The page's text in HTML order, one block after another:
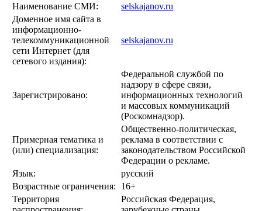
Наименование СМИ:
selskajanov.ru
Доменное имя сайта в
информационно-
телекоммуникационной
сети Интернет (для
сетевого издания):
selskajanov.ru
Зарегистрировано:
Федеральной службой по
надзору в сфере связи,
информационных технологий
и массовых коммуникаций
(Роскомнадзор).
Примерная тематика и
(или) специализация:
Общественно-политическая,
реклама в соответствии с
законодательством Российской
Федерации о рекламе.
Язык:
русский
Возрастные ограничения:
16+
Территория
Российская Федерация,